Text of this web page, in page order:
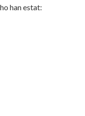
ho han estat: